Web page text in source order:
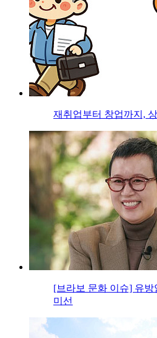
재취업부터 창업까지,
[브라보 문화 이슈] 유
미선